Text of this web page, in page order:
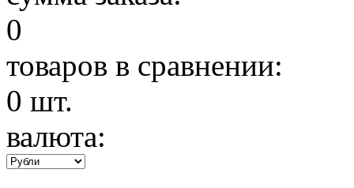
0
товаров в сравнении:
0 шт.
валюта: